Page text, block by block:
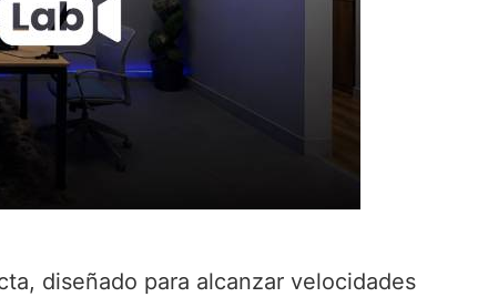
diseñado para alcanzar velocidades